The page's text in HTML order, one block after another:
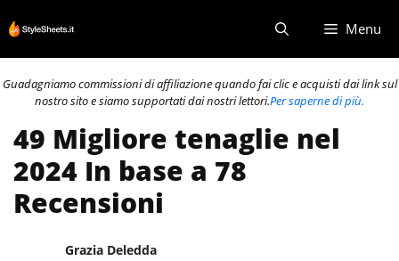
al
contenuto
Menu
Guadagniamo commissioni di affiliazione quando fai clic e acquisti dai link sul
nostro sito e siamo supportati dai nostri lettori.Per saperne di più.
49 Migliore tenaglie nel
2024 In base a 78
Recensioni
Grazia Deledda